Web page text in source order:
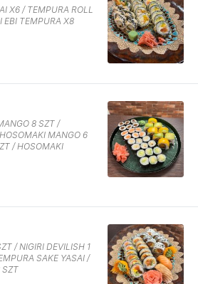
X6 / TEMPURA ROLL
EBI TEMPURA X8
8 SZT /
MANGO 6
/ HOSOMAKI
/ NIGIRI DEVILISH 1
SAKE YASAI /
SZT